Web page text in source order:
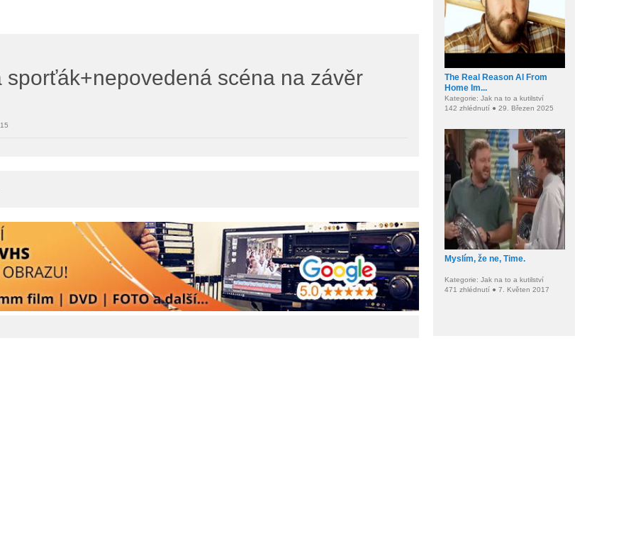
sporťák+nepovedená scéna na závěr
The Real Reason Al From
Home Im...
Kategorie: Jak na to a kutilství
142 zhlédnutí ● 29. Březen 2025
Myslím, že ne, Time.
Kategorie: Jak na to a kutilství
471 zhlédnutí ● 7. Květen 2017